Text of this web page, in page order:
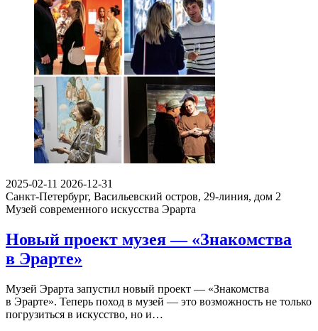
2025-02-11 2026-12-31
Санкт-Петербург, Васильевский остров, 29-линия, дом 2
Музей современного искусства Эрарта
Новый проект музея — «Знакомства
в Эрарте»
Музей Эрарта запустил новый проект — «Знакомства
в Эрарте». Теперь поход в музей — это возможность не только
погрузиться в искусство, но и…